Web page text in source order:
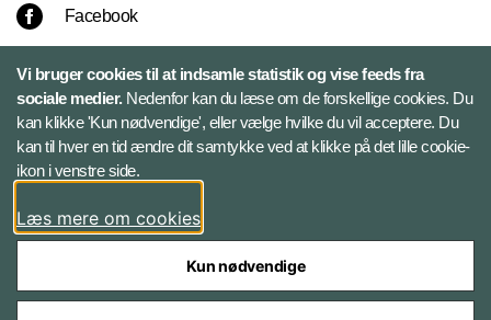
Facebook
LinkedIn
Twitter
Bluesky
Vi bruger cookies til at indsamle statistik og vise feeds fra
sociale medier.Nedenfor kan du læse om de forskellige cookies. Du
kan klikke 'Kun nødvendige', eller vælge hvilke du vil acceptere. Du
kan til hver en tid ændre dit samtykke ved at klikke på det lille cookie-
ikon i venstre side.
Læs mere om cookies
Kun nødvendige